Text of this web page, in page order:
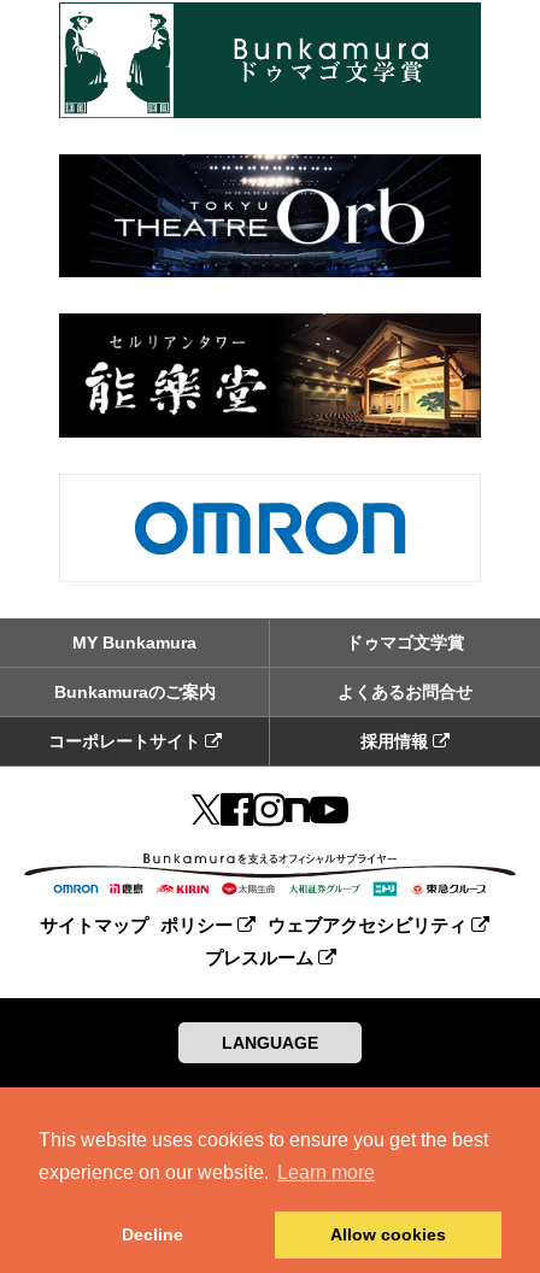
This website uses cookies to ensure you get the best
experience on our website.
Learn more
Decline Allow cookies
MY Bunkamura ドゥマゴ文学賞
Bunkamuraのご案内 よくあるお問合せ
コーポレートサイト 採用情報
サイトマップ ポリシー
ウェブアクセシビリティ
プレスルーム
LANGUAGE